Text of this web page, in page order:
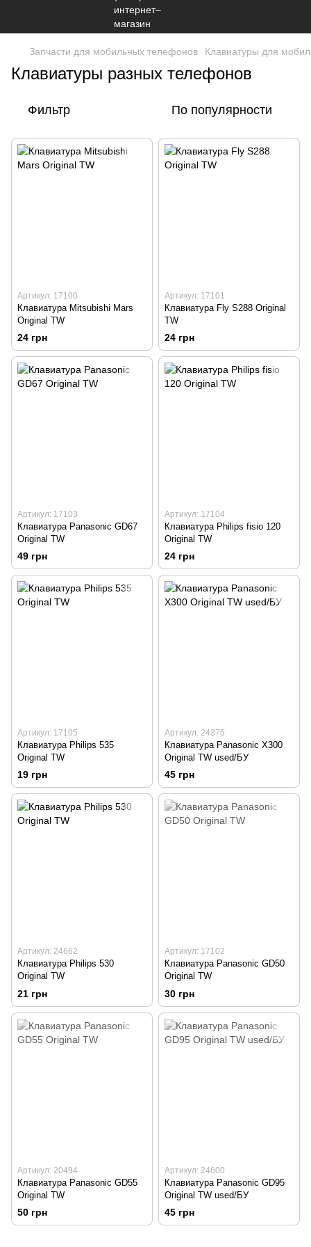
Запчасти для мобильных телефонов Клавиатуры для
Клавиатуры разных телефонов
Фильтр По популярности
Артикул: 17100
Клавиатура Mitsubishi Mars
Original TW
24 грн
Артикул: 17101
Клавиатура Fly S288 Original
TW
24 грн
Артикул: 17103
Клавиатура Panasonic GD67
Original TW
49 грн
Артикул: 17104
Клавиатура Philips fisio 120
Original TW
24 грн
Артикул: 17105
Клавиатура Philips 535
Original TW
19 грн
Артикул: 24375
Клавиатура Panasonic X300
Original TW used/БУ
45 грн
Артикул: 24662
Клавиатура Philips 530
Original TW
21 грн
Артикул: 17102
Клавиатура Panasonic GD50
Original TW
30 грн
Артикул: 20494
Клавиатура Panasonic GD55
Original TW
50 грн
Артикул: 24600
Клавиатура Panasonic GD95
Original TW used/БУ
45 грн